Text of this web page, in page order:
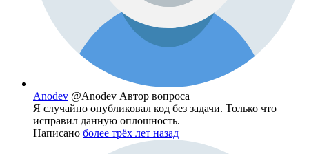
Anodev @Anodev Автор вопроса
Я случайно опубликовал код без задачи. Только что
исправил данную оплошность.
Написано более трёх лет назад